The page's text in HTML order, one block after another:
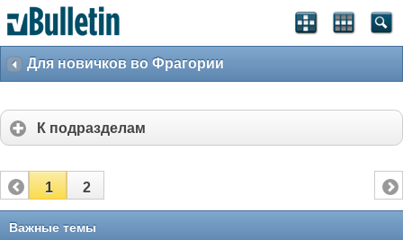
Для новичков во Фрагории
К подразделам
1 2
Важные темы